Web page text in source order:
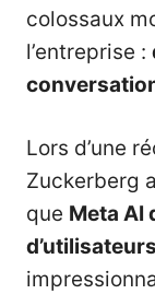
colossaux
l’entreprise :
Lors d’une
Zuckerberg
que Meta AI